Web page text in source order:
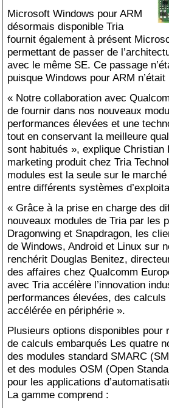
Microsoft Windows pour ARM
désormais disponible Tria
fournit également à présent
permettant de passer de
avec le même SE. Ce passage
puisque Windows pour ARM
« Notre collaboration avec
de fournir dans nos nouveaux
performances élevées et une
tout en conservant la meilleure
sont habitués », explique Christian
marketing produit chez Tria
modules est la seule sur le
entre différents systèmes
« Grâce à la prise en charge des
nouveaux modules de Tria par les
Dragonwing et Snapdragon, les
de Windows, Android et Linux sur
renchérit Douglas Benitez,
des affaires chez Qualcomm
avec Tria accélère l’innovation
performances élevées, des
accélérée en périphérie ».
Plusieurs options disponibles pour
de calculs embarqués Les quatre
des modules standard SMARC
et des modules OSM (Open
pour les applications
La gamme comprend :